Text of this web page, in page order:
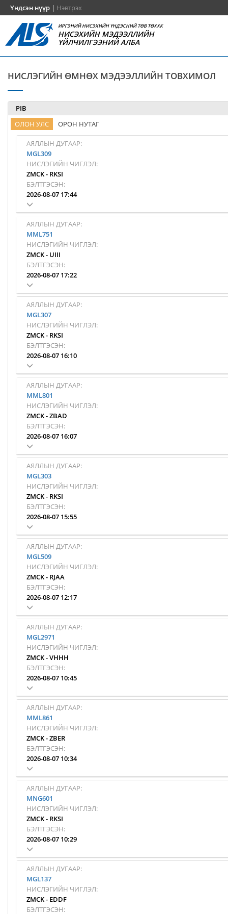
Үндсэн нүүр | Нэвтрэх
ИРГЭНИЙ НИСЭХИЙН ҮНДЭСНИЙ ТӨВ ТӨХХК
НИСЭХИЙН МЭДЭЭЛЛИЙН
ҮЙЛЧИЛГЭЭНИЙ АЛБА
НИСЛЭГИЙН ӨМНӨХ МЭДЭЭЛЛИЙН ТОВХИМОЛ
PIB
ОЛОН УЛС
ОРОН НУТАГ
АЯЛЛЫН ДУГААР:
MGL309
НИСЛЭГИЙН ЧИГЛЭЛ:
ZMCK- RKSI
БЭЛТГЭСЭН:
2026-08-07 17:44
АЯЛЛЫН ДУГААР:
MML751
НИСЛЭГИЙН ЧИГЛЭЛ:
ZMCK- UIII
БЭЛТГЭСЭН:
2026-08-07 17:22
АЯЛЛЫН ДУГААР:
MGL307
НИСЛЭГИЙН ЧИГЛЭЛ:
ZMCK- RKSI
БЭЛТГЭСЭН:
2026-08-07 16:10
АЯЛЛЫН ДУГААР:
MML801
НИСЛЭГИЙН ЧИГЛЭЛ:
ZMCK-ZBAD
БЭЛТГЭСЭН:
2026-08-07 16:07
АЯЛЛЫН ДУГААР:
MGL303
НИСЛЭГИЙН ЧИГЛЭЛ:
ZMCK- RKSI
БЭЛТГЭСЭН:
2026-08-07 15:55
АЯЛЛЫН ДУГААР:
MGL509
НИСЛЭГИЙН ЧИГЛЭЛ:
ZMCK- RJAA
БЭЛТГЭСЭН:
2026-08-07 12:17
АЯЛЛЫН ДУГААР:
MGL2971
НИСЛЭГИЙН ЧИГЛЭЛ:
ZMCK-VHHH
БЭЛТГЭСЭН:
2026-08-07 10:45
АЯЛЛЫН ДУГААР:
MML861
НИСЛЭГИЙН ЧИГЛЭЛ:
ZMCK-ZBER
БЭЛТГЭСЭН:
2026-08-07 10:34
АЯЛЛЫН ДУГААР:
MNG601
НИСЛЭГИЙН ЧИГЛЭЛ:
ZMCK- RKSI
БЭЛТГЭСЭН:
2026-08-07 10:29
АЯЛЛЫН ДУГААР:
MGL137
НИСЛЭГИЙН ЧИГЛЭЛ:
ZMCK- EDDF
БЭЛТГЭСЭН: